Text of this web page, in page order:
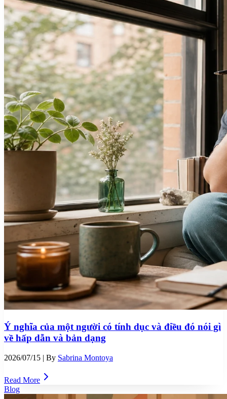
Ý nghĩa của một người có tính dục và điều đó nói gì
về hấp dẫn và bản dạng
2026/07/15 | By Sabrina Montoya
Read More
Blog